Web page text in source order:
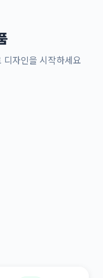
디자인을 시작하세요